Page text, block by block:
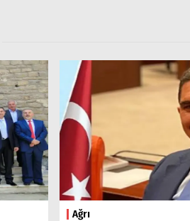
Ağrı